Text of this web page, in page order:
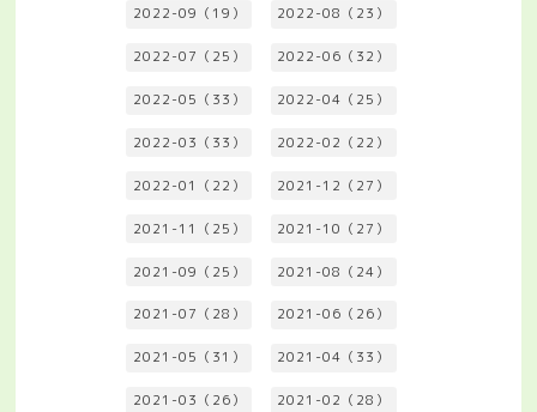
2022-09（19） 2022-08（23）
2022-07（25） 2022-06（32）
2022-05（33） 2022-04（25）
2022-03（33） 2022-02（22）
2022-01（22） 2021-12（27）
2021-11（25） 2021-10（27）
2021-09（25） 2021-08（24）
2021-07（28） 2021-06（26）
2021-05（31） 2021-04（33）
2021-03（26） 2021-02（28）